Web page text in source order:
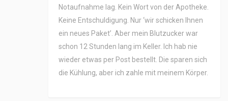
Notaufnahme lag. Kein Wort von der Apotheke.
Keine Entschuldigung. Nur ‘wir schicken Ihnen
ein neues Paket’. Aber mein Blutzucker war
schon 12 Stunden lang im Keller. Ich hab nie
wieder etwas per Post bestellt. Die sparen sich
die Kühlung, aber ich zahle mit meinem Körper.